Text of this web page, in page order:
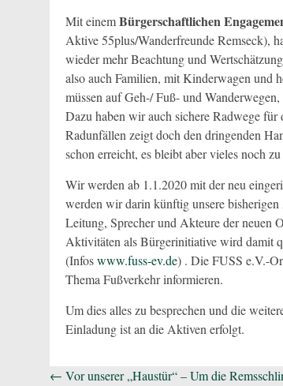
Mit einemBürgerschaftlichen
Aktive 55plus/Wanderfreunde Remseck),
wieder mehr Beachtung und
also auch Familien, mit Kinderwagen
müssen auf Geh-/ Fuß- und
Dazu haben wir auch sichere Radwege für
Radunfällen zeigt doch den dringenden
schon erreicht, es bleibt aber vieles noch
Wir werden ab 1.1.2020 mit der neu
werden wir darin künftig unsere
Leitung, Sprecher und Akteure der neuen
Aktivitäten als Bürgerinitiative wird damit
(Infoswww.fuss-ev.de) . Die FUSS e.V.-
Thema Fußverkehr informieren.
Um dies alles zu besprechen und die
Einladung ist an die Aktiven erfolgt.
Beitragsnavigation
← Vor unserer „Haustür“ – Um die